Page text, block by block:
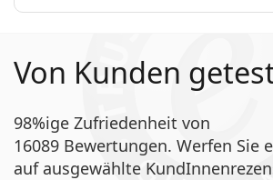
Von Kunden
98%ige Zufriedenheit von
16089 Bewertungen. Werfen Sie
auf ausgewählte